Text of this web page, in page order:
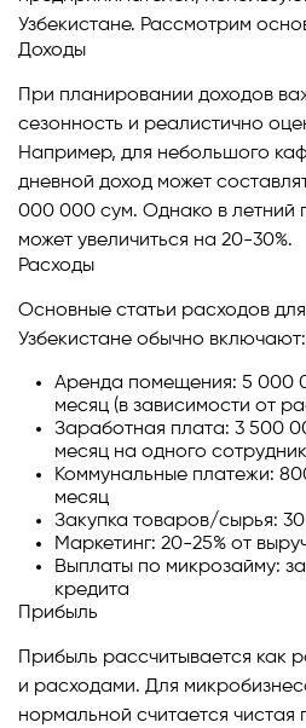
Узбекистане. Рассмотрим
Доходы
При планировании доходов
сезонность и реалистично
Например, для небольшого
дневной доход может
000 000 сум. Однако в летний
может увеличиться на 20-30%.
Расходы
Основные статьи расходов
Узбекистане обычно включают:
Аренда помещения: 5 000
месяц (в зависимости от
Заработная плата: 3 500
месяц на одного
Коммунальные платежи:
месяц
Закупка товаров/сырья:
Маркетинг: 20-25% от
Выплаты по микрозайму:
кредита
Прибыль
Прибыль рассчитывается как
и расходами. Для
нормальной считается чистая